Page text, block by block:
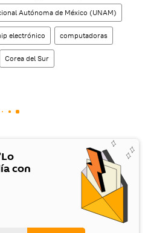
Autónoma de México (UNAM)
electrónico computadoras
Corea del Sur
con